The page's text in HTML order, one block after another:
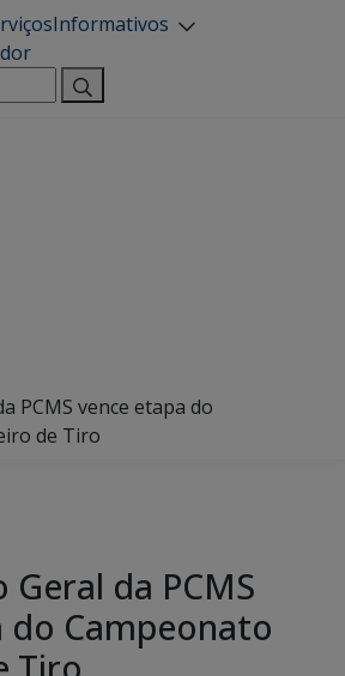
Informativos
PCMS vence etapa do
de Tiro
Geral da PCMS
do Campeonato